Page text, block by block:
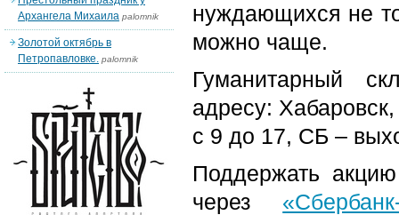
нуждающихся не
можно чаще.
Гуманитарный
адресу:
с 9 до 17, СБ –
Поддержать
через
Архангела Михаила palomnik
Золотой октябрь в
Петропавловке. palomnik